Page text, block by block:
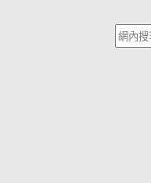
Search